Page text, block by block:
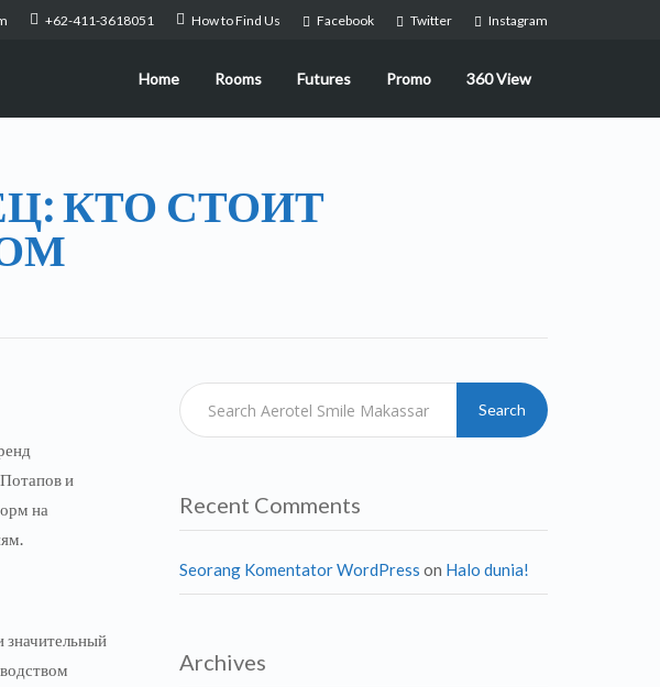
+62-411-3618051 How to Find Us Facebook Twitter Instagram
Home Rooms Futures Promo 360 View
КТО СТОИТ
и
на
значительный
Search
Recent Comments
Seorang Komentator WordPress on Halo dunia!
Archives